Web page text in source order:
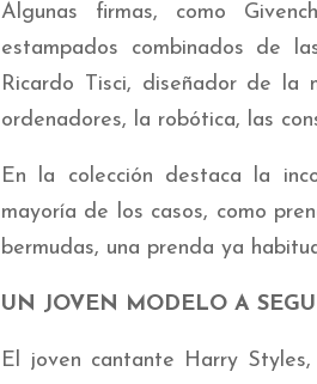
Algunas firmas, como
estampados combinados de
Ricardo Tisci, diseñador de la
ordenadores, la robótica, las
En la colección destaca la
mayoría de los casos, como
bermudas, una prenda ya
UN JOVEN MODELO A
El joven cantante Harry